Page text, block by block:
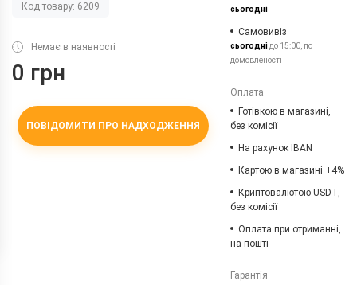
Код товару: 6209
Немає в наявності
0 грн
ПОВІДОМИТИ ПРО НАДХОДЖЕННЯ
сьогодні
Самовивіз
сьогоднідо 15:00, по
домовленості
Оплата
Готівкою в магазині,
без комісії
На рахунок IBAN
Картою в магазині +4%
Криптовалютою USDT,
без комісії
Оплата при отриманні,
на пошті
Гарантія